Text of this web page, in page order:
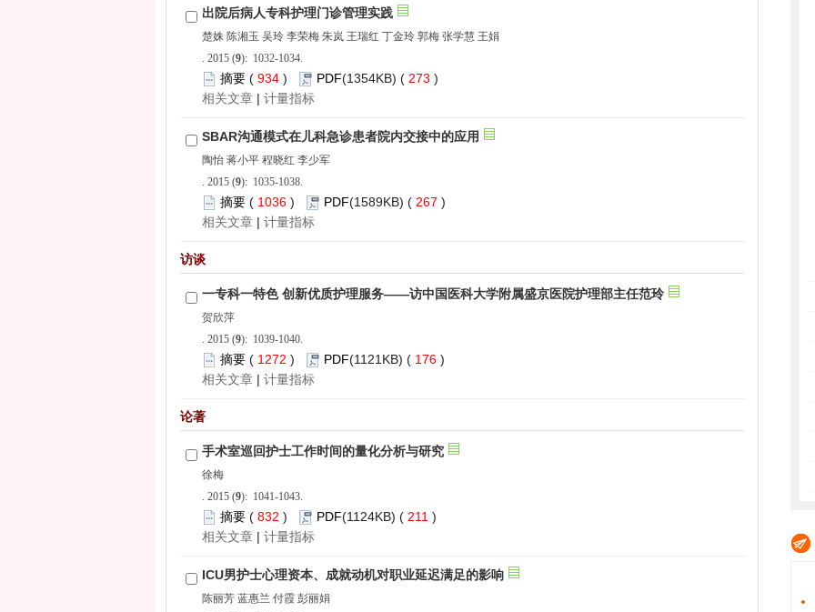
): 1032-1034.
934 ) 273 )
|
): 1035-1038.
1036 ) 267 )
|
): 1039-1040.
1272 ) 176 )
|
): 1041-1043.
832 ) 211 )
|